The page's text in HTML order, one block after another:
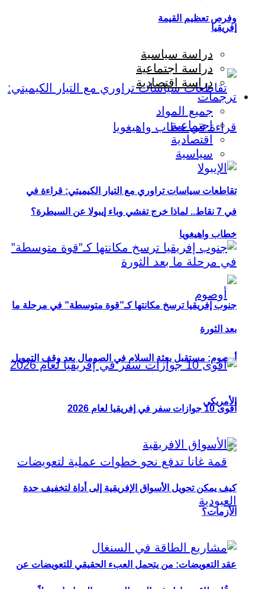
إفريقيا
تقاطعات سياسات تراوري مع التيار الكيميتي: قراءة في
خطاب واهيغويا
أوصوم: مستقبل بعثة السلام في الصومال بعد وقف التمويل
الأمريكي
عقد التعويضات: من يتحمل العبء الحقيقي للتعويضات عن
وفرص تعظيم القيمة
دراسة سياسية
دراسة اجتماعية
دراسة اقتصادية
ترجمات
جميع المواد
اجتماعية
اقتصادية
سياسية
في 7 نقاط.. لماذا خرج تفشي وباء إيبولا عن السيطرة؟
جنوب إفريقيا ترسخ مكانتها كـ”قوة متوسطة” في مرحلة ما
بعد الثورة
أقوى 10 جوازات سفر في إفريقيا لعام 2026
كيف يمكن تحويل الأسواق الإفريقية إلى أداة لتخفيف حدة
الأزمات؟